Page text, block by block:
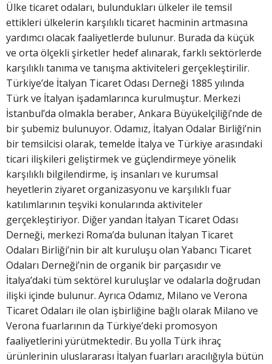
Ülke ticaret odaları, bulundukları ülkeler ile temsil
ettikleri ülkelerin karşılıklı ticaret hacminin artmasına
yardımcı olacak faaliyetlerde bulunur. Burada da küçük
ve orta ölçekli şirketler hedef alınarak, farklı sektörlerde
karşılıklı tanıma ve tanışma aktiviteleri gerçekleştirilir.
Türkiye’de İtalyan Ticaret Odası Derneği 1885 yılında
Türk ve İtalyan işadamlarınca kurulmuştur. Merkezi
İstanbul’da olmakla beraber, Ankara Büyükelçiliği’nde de
bir şubemiz bulunuyor. Odamız, İtalyan Odalar Birliği’nin
bir temsilcisi olarak, temelde İtalya ve Türkiye arasındaki
ticari ilişkileri geliştirmek ve güçlendirmeye yönelik
karşılıklı bilgilendirme, iş insanları ve kurumsal
heyetlerin ziyaret organizasyonu ve karşılıklı fuar
katılımlarının teşviki konularında aktiviteler
gerçekleştiriyor. Diğer yandan İtalyan Ticaret Odası
Derneği, merkezi Roma’da bulunan İtalyan Ticaret
Odaları Birliği’nin bir alt kuruluşu olan Yabancı Ticaret
Odaları Derneği’nin de organik bir parçasıdır ve
İtalya’daki tüm sektörel kuruluşlar ve odalarla doğrudan
ilişki içinde bulunur. Ayrıca Odamız, Milano ve Verona
Ticaret Odaları ile olan işbirliğine bağlı olarak Milano ve
Verona fuarlarının da Türkiye’deki promosyon
faaliyetlerini yürütmektedir. Bu yolla Türk ihraç
ürünlerinin uluslararası İtalyan fuarları aracılığıyla bütün